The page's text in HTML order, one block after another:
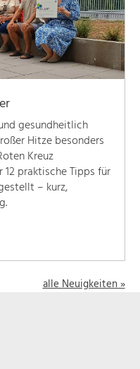
gesundheitlich
Hitze besonders
Kreuz
praktische Tipps für
– kurz,
alle Neuigkeiten »